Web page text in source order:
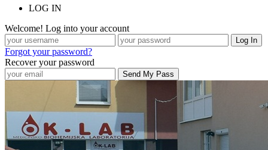
LOG IN
Welcome! Log into your account
Forgot your password?
Recover your password